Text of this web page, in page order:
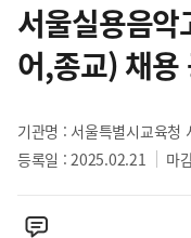
영
역
서울실용음
어,종교) 채용
기관명 : 서울특별시교육청
등록일 : 2025.02.21
마